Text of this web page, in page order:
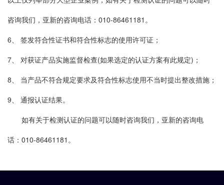
咨询我们，亚新的咨询电话：010-86461181。
6、 签发符合性证书和符合性标志的使用许可证；
7、 对获证产品实施监督检查(如果选定的认证方案有此规定)；
8、 当产品不符合规定要求及符合性标志使用不当时提出整改措施；
9、 通报认证结果。
如有关于检测认证的问题可以随时咨询我们，亚新的咨询电
话：010-86461181。